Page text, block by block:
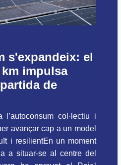
s'expandeix: el
impulsa
de
col·lectiu i
avançar cap a un model
i resilientEn un moment
a situar-se al centre del